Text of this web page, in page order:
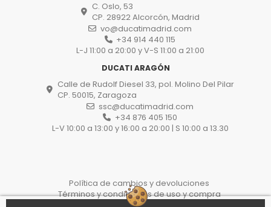
C. Oslo, 53
CP. 28922 Alcorcón, Madrid
vo@ducatimadrid.com
+34 914 440 115
L-J 11:00 a 20:00 y V-S 11:00 a 21:00
DUCATI ARAGÓN
Calle de Rudolf Diesel 33, pol. Molino Del Pilar
CP. 50015, Zaragoza
ssc@ducatimadrid.com
+34 876 405 150
L-V 10:00 a 13:00 y 16:00 a 20:00 | S 10:00 a 13.30
Política de cambios y devoluciones
Términos y condiciones de uso y compra